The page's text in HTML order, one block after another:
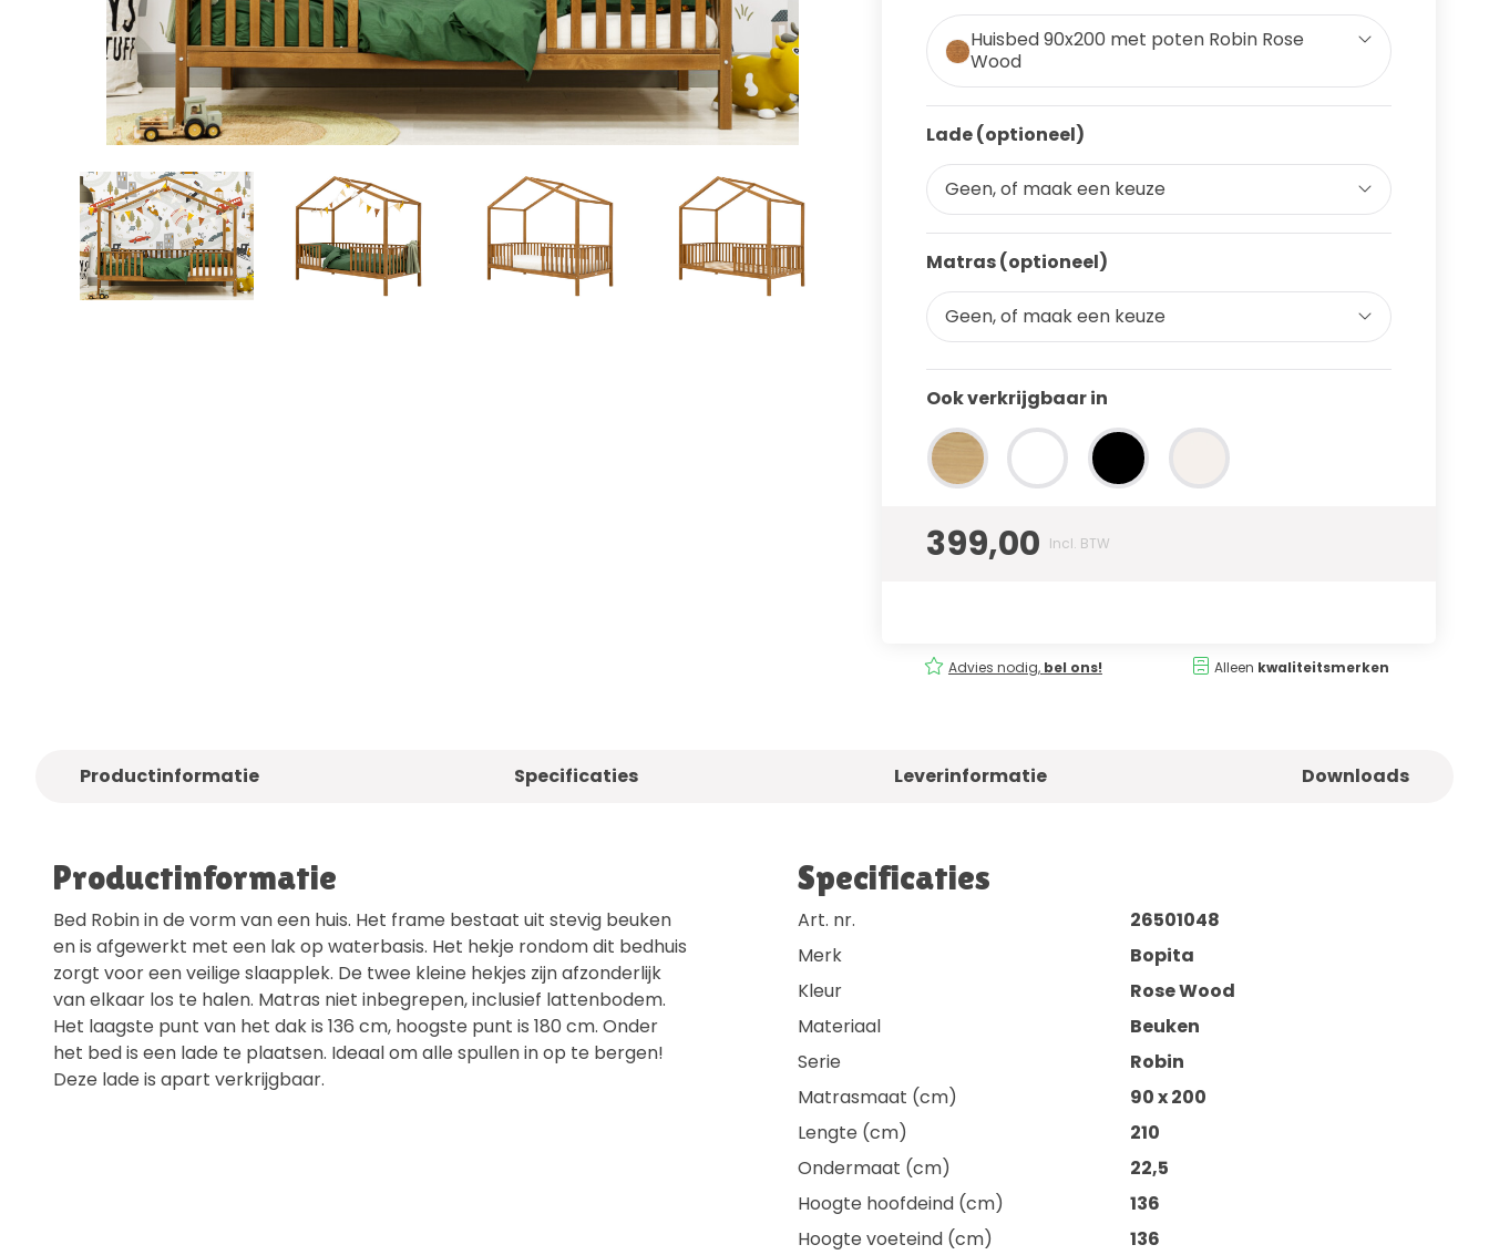
Huisbed 90x200 met poten Robin Rose
Wood
Lade (optioneel)
Geen, of maak een keuze
Matras (optioneel)
Geen, of maak een keuze
Ook verkrijgbaar in
399,00 Incl. BTW
Advies nodig, bel ons! Alleen kwaliteitsmerken
Productinformatie Specificaties Leverinformatie Downloads
Productinformatie
Bed Robin in de vorm van een huis. Het frame bestaat uit stevig beuken
en is afgewerkt met een lak op waterbasis. Het hekje rondom dit bedhuis
zorgt voor een veilige slaapplek. De twee kleine hekjes zijn afzonderlijk
van elkaar los te halen. Matras niet inbegrepen, inclusief lattenbodem.
Het laagste punt van het dak is 136 cm, hoogste punt is 180 cm. Onder
het bed is een lade te plaatsen. Ideaal om alle spullen in op te bergen!
Deze lade is apart verkrijgbaar.
Specificaties
Art. nr.
26501048
Merk
Bopita
Kleur
Rose Wood
Materiaal
Beuken
Serie
Robin
Matrasmaat (cm)
90 x 200
Lengte (cm)
210
Ondermaat (cm)
22,5
Hoogte hoofdeind (cm)
136
Hoogte voeteind (cm)
136